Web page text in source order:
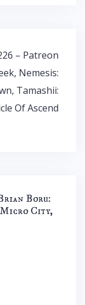
– Patreon
Nemesis:
Tamashii:
Of Ascend
Boru:
City,